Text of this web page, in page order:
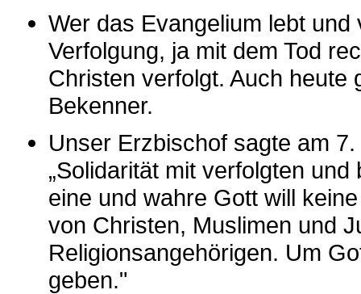
Wer das Evangelium lebt
Verfolgung, ja mit dem Tod
Christen verfolgt. Auch heute
Bekenner.
Unser Erzbischof sagte am
„Solidarität mit verfolgten
eine und wahre Gott will
von Christen, Muslimen und
Religionsangehörigen. Um
geben."